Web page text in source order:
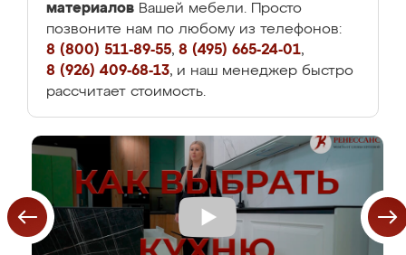
материалов Вашей мебели. Просто
позвоните нам по любому из телефонов:
8 (800) 511-89-55, 8 (495) 665-24-01,
8 (926) 409-68-13, и наш менеджер быстро
рассчитает стоимость.